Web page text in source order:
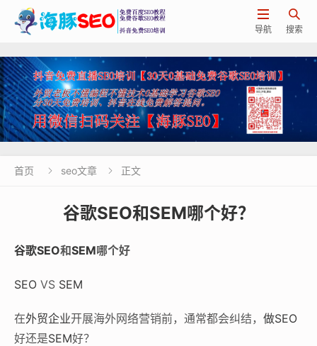

搜索

导航
首页  seo文章  正文
谷歌SEO和SEM哪个好？
谷歌SEO和SEM哪个好
SEO VS SEM
在外贸企业开展海外网络营销前，通常都会纠结， 做SEO
好还是SEM好？